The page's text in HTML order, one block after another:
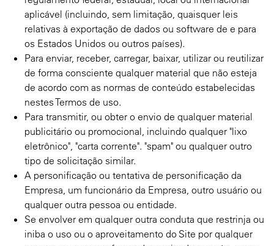
aplicável (incluindo, sem limitação, quaisquer leis
relativas à exportação de dados ou software de e para
os Estados Unidos ou outros países).
Para enviar, receber, carregar, baixar, utilizar ou reutilizar
de forma consciente qualquer material que não esteja
de acordo com as normas de conteúdo estabelecidas
nestes Termos de uso.
Para transmitir, ou obter o envio de qualquer material
publicitário ou promocional, incluindo qualquer "lixo
eletrônico", "carta corrente". "spam" ou qualquer outro
tipo de solicitação similar.
A personificação ou tentativa de personificação da
Empresa, um funcionário da Empresa, outro usuário ou
qualquer outra pessoa ou entidade.
Se envolver em qualquer outra conduta que restrinja ou
iniba o uso ou o aproveitamento do Site por qualquer